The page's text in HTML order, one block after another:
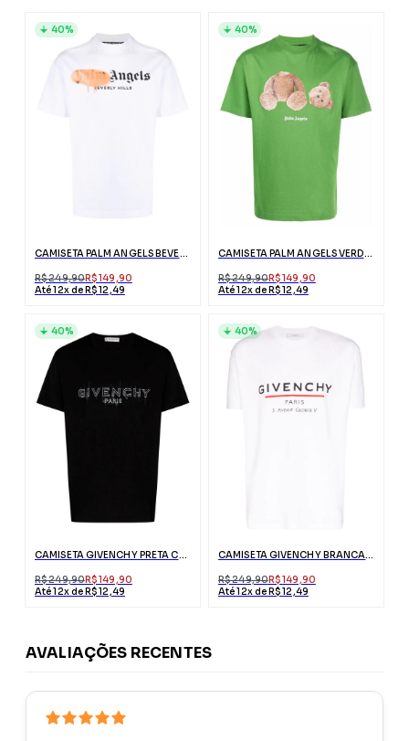
CAMISETA PALM ANGELS BEVERLY HILLS BRANCA COM LOGO
R$ 249,90R$ 149,90
Até 12x de R$ 12,49
40%
CAMISETA PALM ANGELS VERDE ESTAMPA URSO
R$ 249,90R$ 149,90
Até 12x de R$ 12,49
40%
CAMISETA GIVENCHY PRETA COM LOGO RISCADO
R$ 249,90R$ 149,90
Até 12x de R$ 12,49
40%
CAMISETA GIVENCHY BRANCA COM ESTAMPA
R$ 249,90R$ 149,90
Até 12x de R$ 12,49
40%
AVALIAÇÕES RECENTES